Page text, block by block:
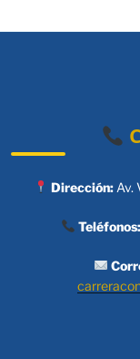
Dirección:Av.
Teléfonos: